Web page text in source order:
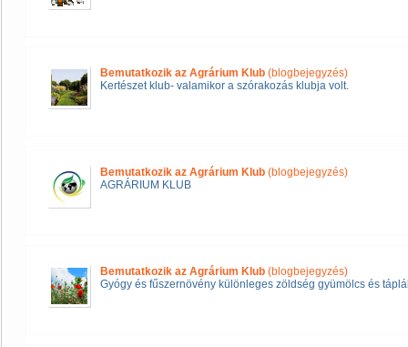
Bemutatkozik az Agrárium Klub (blogbejegyzés)
Kertészet klub- valamikor a szórakozás klubja volt.
Bemutatkozik az Agrárium Klub (blogbejegyzés)
AGRÁRIUM KLUB
Bemutatkozik az Agrárium Klub (blogbejegyzés)
Gyógy és fűszernövény különleges zöldség gyümölcs és